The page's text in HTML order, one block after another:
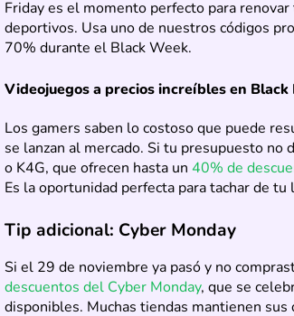
Friday es el momento perfecto para
deportivos. Usa uno de nuestros códigos
70% durante el Black Week.
Videojuegos a precios increíbles en Black
Los gamers saben lo costoso que puede
se lanzan al mercado. Si tu presupuesto no
o K4G, que ofrecen hasta un 40% de
Es la oportunidad perfecta para tachar de
Tip adicional: Cyber Monday
Si el 29 de noviembre ya pasó y no
descuentos del Cyber Monday, que se
disponibles. Muchas tiendas mantienen